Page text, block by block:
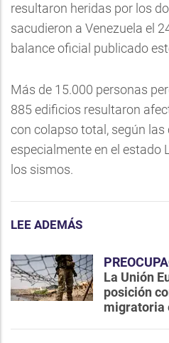
resultaron heridas por los
sacudieron a Venezuela el
balance oficial publicado
Más de 15.000 personas
885 edificios resultaron
con colapso total, según
especialmente en el estado
los sismos.
LEE ADEMÁS
La Unión
posición
migratoria